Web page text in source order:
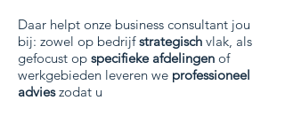
Daar helpt onze business consultant jou
bij: zowel op bedrijfstrategisch vlak, als
gefocust op specifieke afdelingen of
werkgebieden leveren we professioneel
advieszodat u